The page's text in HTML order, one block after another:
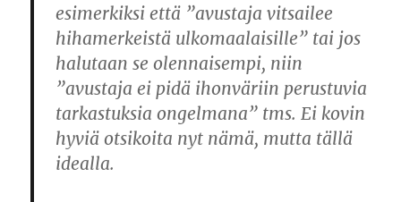
esimerkiksi että ”avustaja vitsailee
hihamerkeistä ulkomaalaisille” tai jos
halutaan se olennaisempi, niin
”avustaja ei pidä ihonväriin perustuvia
tarkastuksia ongelmana” tms. Ei kovin
hyviä otsikoita nyt nämä, mutta tällä
idealla.